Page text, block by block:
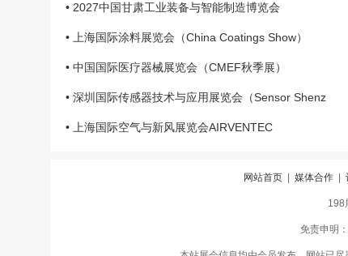
• 2027中国甘肃工业装备与智能制造博览会
• 上海国际涂料展览会（China Coatings Show）
• 中国国际医疗器械展览会（CMEF秋季展）
• 深圳国际传感器技术与应用展览会（Sensor Shenz
• 上海国际空气与新风展览会AIRVENTEC
网站首页 媒体合作
198
免责申明